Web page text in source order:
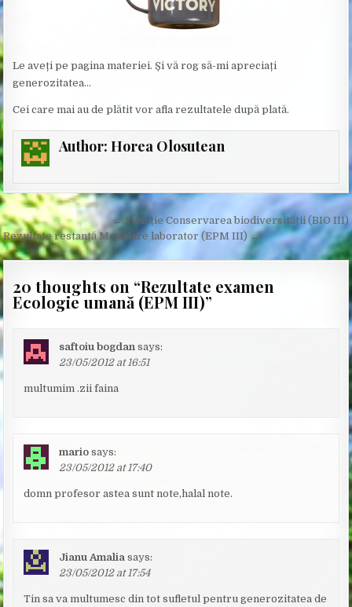
A
T
E
:
Le aveți pe pagina materiei. Și vă rog să-mi apreciați
generozitatea…
Cei care mai au de plătit vor afla rezultatele după plată.
Author: Horea Olosutean
Post
navigation
← Situație Conservarea biodiversității (BIO III)
Rezultate restanță Modelare laborator (EPM III) →
20 thoughts on “Rezultate examen
Ecologie umană (EPM III)”
saftoiu bogdan says:
23/05/2012 at 16:51
multumim .zii faina
mario says:
23/05/2012 at 17:40
domn profesor astea sunt note,halal note.
Jianu Amalia says:
23/05/2012 at 17:54
Tin sa va multumesc din tot sufletul pentru generozitatea de